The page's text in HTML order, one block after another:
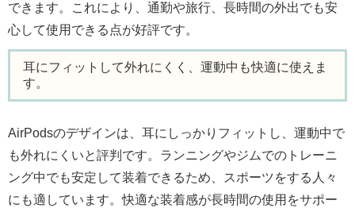
できます。これにより、通勤や旅行、長時間の外出でも安
心して使用できる点が好評です。
耳にフィットして外れにくく、運動中も快適に使えま
す。
AirPodsのデザインは、耳にしっかりフィットし、運動中で
も外れにくいと評判です。ランニングやジムでのトレーニ
ング中でも安定して装着できるため、スポーツをする人々
にも適しています。快適な装着感が長時間の使用をサポー